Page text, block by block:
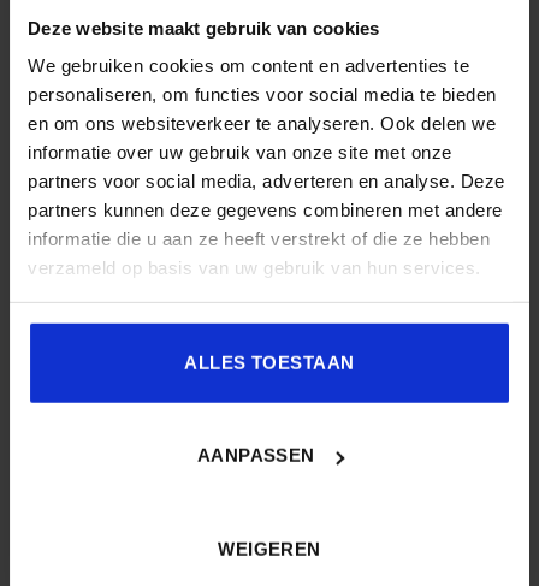
Deze website maakt gebruik van cookies
We gebruiken cookies om content en advertenties te
personaliseren, om functies voor social media te bieden
en om ons websiteverkeer te analyseren. Ook delen we
informatie over uw gebruik van onze site met onze
partners voor social media, adverteren en analyse. Deze
partners kunnen deze gegevens combineren met andere
informatie die u aan ze heeft verstrekt of die ze hebben
verzameld op basis van uw gebruik van hun services.
ALLES TOESTAAN
AANPASSEN
WEIGEREN
Naam*
E-mail*